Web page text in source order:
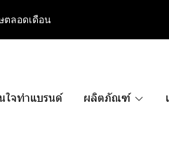
ตลอดเดือน
ใจทำแบรนด์ ผลิตภัณฑ์